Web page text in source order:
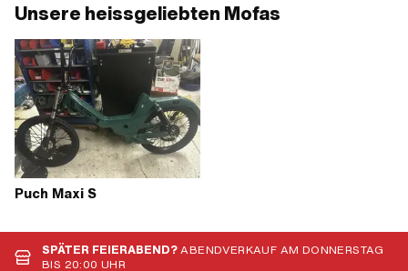
Unsere heissgeliebten Mofas
Puch Maxi S
SPÄTER FEIERABEND?ABENDVERKAUF AM DONNERSTAG
BIS 20:00 UHR